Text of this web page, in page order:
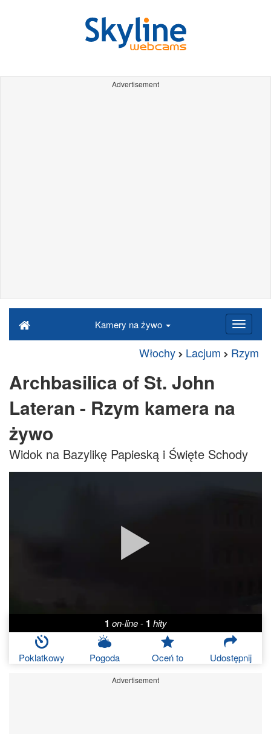
Advertisement
Kamery na żywo
Włochy Lacjum Rzym
Archbasilica of St. John
Lateran - Rzym kamera na
żywo
Widok na Bazylikę Papieską i Święte Schody
1 on-line - 1 hity
Poklatkowy Pogoda Oceń to Udostępnij
Advertisement